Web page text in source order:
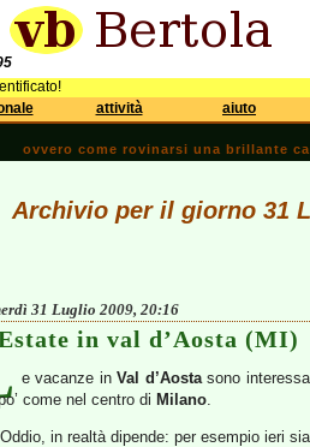
attività aiuto
ovvero come rovinarsi una brillante
Archivio per il giorno 31
31 Luglio 2009, 20:16
in val d’Aosta (MI)
e vacanze inVal d’Aostasono
come nel centro di Milano.
Oddio, in realtà dipende: per esempio ieri